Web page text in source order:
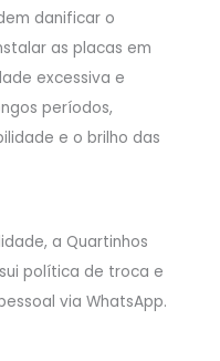
danificar o
as placas em
excessiva e
períodos,
e o brilho das
a Quartinhos
política de troca e
via WhatsApp.